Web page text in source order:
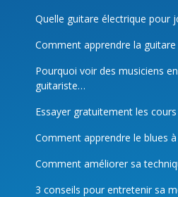
Quelle guitare électrique pour
Comment apprendre la
Pourquoi voir des musiciens
guitariste…
Essayer gratuitement les
Comment apprendre le blues
Comment améliorer sa
3 conseils pour entretenir sa